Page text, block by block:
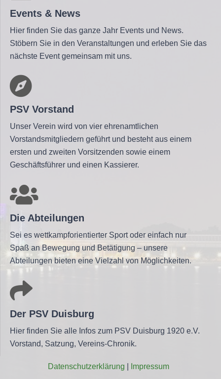
Events & News
Hier finden Sie das ganze Jahr Events und News.
Stöbern Sie in den Veranstaltungen und erleben Sie das
nächste Event gemeinsam mit uns.
PSV Vorstand
Unser Verein wird von vier ehrenamtlichen
Vorstandsmitgliedern geführt und besteht aus einem
ersten und zweiten Vorsitzenden sowie einem
Geschäftsführer und einen Kassierer.
Die Abteilungen
Sei es wettkampforientierter Sport oder einfach nur
Spaß an Bewegung und Betätigung – unsere
Abteilungen bieten eine Vielzahl von Möglichkeiten.
Der PSV Duisburg
Hier finden Sie alle Infos zum PSV Duisburg 1920 e.V.
Vorstand, Satzung, Vereins-Chronik.
Daten­schutz­er­klä­rung Impres­sum